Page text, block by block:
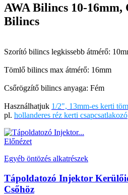
AWA Bilincs 10-16mm,
Bilincs
Szorító bilincs legkissebb átmérő:
Tömlő bilincs max átmérő: 16mm
Csőrögzítő bilincs anyaga: Fém
Használhatjuk 1/2", 13mm-es kerti
pl. hollanderes réz kerti csapcsatlakozó
Előnézet
Egyéb öntözés alkatrészek
Tápoldatozó Injektor
Csőhöz